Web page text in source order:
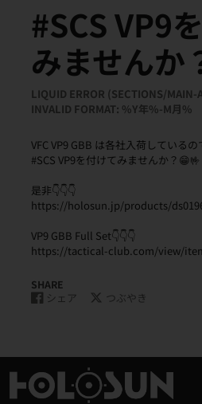
#SCS VP9
みませんか
LIQUID ERROR (SECTIONS/
INVALID FORMAT: %Y年%-M月%
VFC VP9 GBB は各社入荷しているの
#SCS VP9を付けてみませんか？😁🤟
是非👇👇👇
https://holosun.jp/products/
VP9 GBB Full Set👇👇👇
https://tactical-club.com/view/
SHARE
シェア
Facebook
す
る
新
ン
ド
つぶやき
Twitter
ー
ト
す
新
ィ
ン
ド